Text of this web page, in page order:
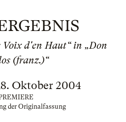
Voix d'en Haut“ in „Don
(franz.)“
Oktober 2004
der Originalfassung